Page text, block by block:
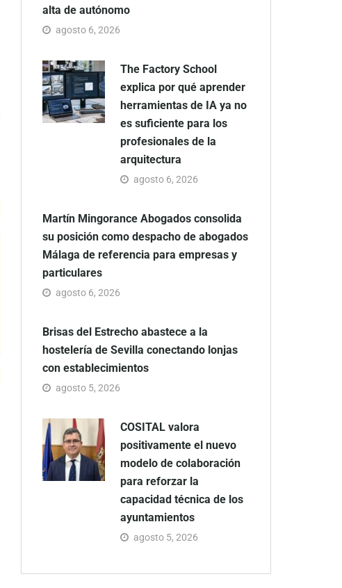
alta de autónomo
agosto 6, 2026
The Factory School
explica por qué aprender
herramientas de IA ya no
es suficiente para los
profesionales de la
arquitectura
agosto 6, 2026
Martín Mingorance Abogados consolida
su posición como despacho de abogados
Málaga de referencia para empresas y
particulares
agosto 6, 2026
Brisas del Estrecho abastece a la
hostelería de Sevilla conectando lonjas
con establecimientos
agosto 5, 2026
COSITAL valora
positivamente el nuevo
modelo de colaboración
para reforzar la
capacidad técnica de los
ayuntamientos
agosto 5, 2026